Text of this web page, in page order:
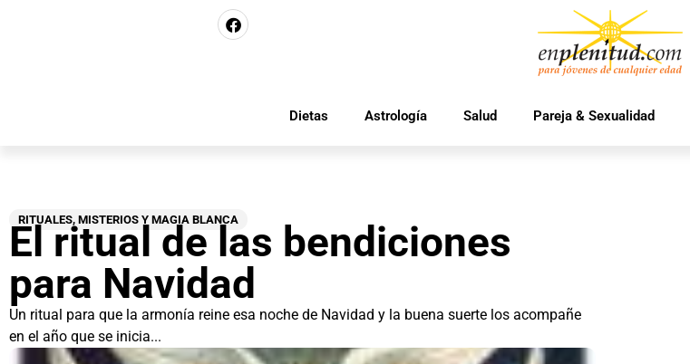
Dietas Astrología Salud Pareja & Sexualidad
RITUALES, MISTERIOS Y MAGIA BLANCA
El ritual de las bendiciones
para Navidad
Un ritual para que la armonía reine esa noche de Navidad y la buena suerte los acompañe
en el año que se inicia...